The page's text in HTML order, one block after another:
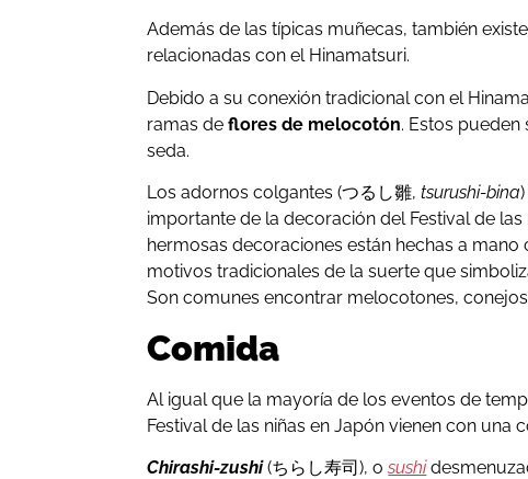
Además de las típicas muñecas, también
relacionadas con el Hinamatsuri.
Debido a su conexión tradicional con el
ramas deflores de melocotón. Estos pueden
seda.
Los adornos colgantes (つるし雛,tsurushi-bina
importante de la decoración del Festival de las
hermosas decoraciones están hechas a mano
motivos tradicionales de la suerte que
Son comunes encontrar melocotones,
Comida
Al igual que la mayoría de los eventos de
Festival de las niñas en Japón vienen con una
Chirashi-zushi(ちらし寿司), osushi